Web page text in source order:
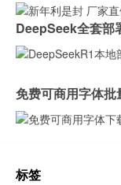
DeepSeek全套部
免费可商用字体批
标签